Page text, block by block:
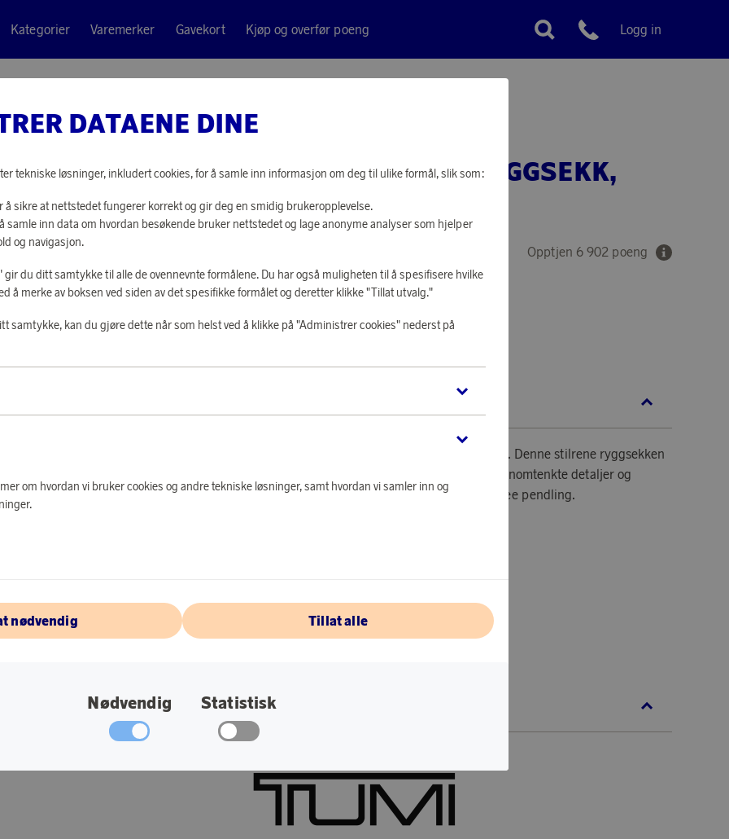
Kategorier Varemerker Gavekort Kjøp og overfør poeng Kundeservice
Logg in
TUMI
ALPHA PACKING RYGGSEKK,
SVART
eller 1 000 poeng+6 871 kr
Opptjen 6 902 poeng
LOGG INN FOR Å HANDLE
Designet for deg som krever mer av hver reise. Denne stilrene ryggsekken
har et rent og profesjonelt utseende med gjennomtenkte detaljer og
populær funksjonalitet for en smidig, handsfree pendling.
Vekt: 1,82 kg.
OM TUMI
DATAENE DINE
tekniske løsninger, inkludert cookies, for å samle inn informasjon om deg til ulike formål, slik som:
å sikre at nettstedet fungerer korrekt og gir deg en smidig brukeropplevelse.
samle inn data om hvordan besøkende bruker nettstedet og lage anonyme analyser som hjelper
og navigasjon.
gir du ditt samtykke til alle de ovennevnte formålene. Du har også muligheten til å spesifisere hvilke
å merke av boksen ved siden av det spesifikke formålet og deretter klikke "Tillat utvalg."
samtykke, kan du gjøre dette når som helst ved å klikke på "Administrer cookies" nederst på
om hvordan vi bruker cookies og andre tekniske løsninger, samt hvordan vi samler inn og
nødvendig Tillat alle
Nødvendig Statistisk